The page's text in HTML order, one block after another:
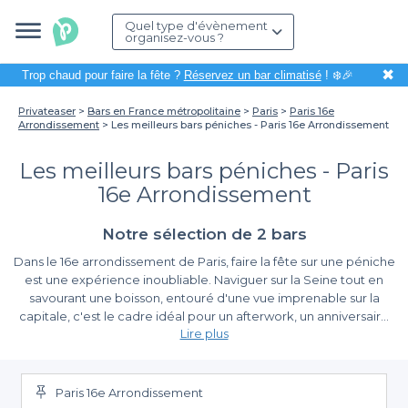
Quel type d'évènement
organisez-vous ?
Trop chaud pour faire la fête ? Réservez un bar climatisé! ❄️🎉 ✖
Privateaser Bars en France métropolitaine Paris
Paris 16e
Arrondissement
Les meilleurs bars péniches - Paris 16e Arrondissement
Les meilleurs bars péniches - Paris
16e Arrondissement
Notre sélection de 2 bars
Dans le 16e arrondissement de Paris, faire la fête sur une péniche
est une expérience inoubliable. Naviguer sur la Seine tout en
savourant une boisson, entouré d'une vue imprenable sur la
capitale, c'est le cadre idéal pour un afterwork, un anniversaire
ou tout autre type d'événement privé. Ce cadre unique ajoute
souvenirs encore plus mémorables.
Facilitez-vous la vie avec Privateaser
Organiser un événement sur une péniche peut sembler
Lire plus
Paris 16e Arrondissement